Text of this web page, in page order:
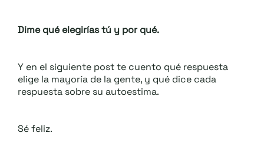
Dime qué elegirías tú y por qué.
Y en el siguiente post te cuento qué respuesta
elige la mayoría de la gente, y qué dice cada
respuesta sobre su autoestima.
Sé feliz.